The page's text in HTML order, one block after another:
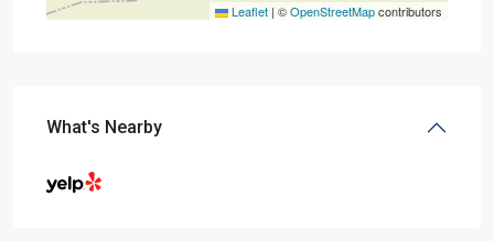
Leaflet | ©OpenStreetMapcontributors
What's Nearby